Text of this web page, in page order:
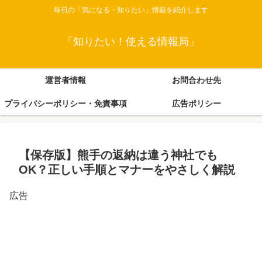
毎日の「気になる・知りたい」情報を紹介します
「知りたい！使える情報局」
運営者情報 お問合わせ先
プライバシーポリシー・免責事項 広告ポリシー
【保存版】熊手の返納は違う神社でも
OK？正しい手順とマナーをやさしく解説
広告